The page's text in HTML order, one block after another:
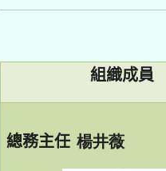
組織成員
總務主任 楊井薇